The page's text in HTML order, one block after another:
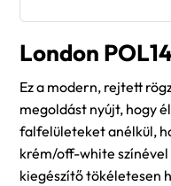
London
Ez a modern, rejtett
megoldást nyújt, hogy
falfelületeket anélkül,
krém/off-white színével
kiegészítő tökéletesen